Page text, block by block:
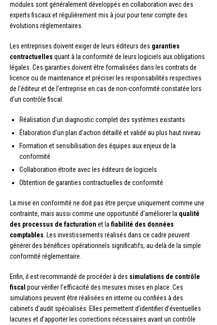
modules sont généralement développés en collaboration avec des
experts fiscaux et régulièrement mis à jour pour tenir compte des
évolutions réglementaires.
Les entreprises doivent exiger de leurs éditeurs des garanties
contractuelles quant à la conformité de leurs logiciels aux obligations
légales. Ces garanties doivent être formalisées dans les contrats de
licence ou de maintenance et préciser les responsabilités respectives
de l’éditeur et de l’entreprise en cas de non-conformité constatée lors
d’un contrôle fiscal.
Réalisation d’un diagnostic complet des systèmes existants
Élaboration d’un plan d’action détaillé et validé au plus haut niveau
Formation et sensibilisation des équipes aux enjeux de la
conformité
Collaboration étroite avec les éditeurs de logiciels
Obtention de garanties contractuelles de conformité
La mise en conformité ne doit pas être perçue uniquement comme une
contrainte, mais aussi comme une opportunité d’améliorer la qualité
des processus de facturation et la fiabilité des données
comptables . Les investissements réalisés dans ce cadre peuvent
générer des bénéfices opérationnels significatifs, au-delà de la simple
conformité réglementaire.
Enfin, il est recommandé de procéder à des simulations de contrôle
fiscal pour vérifier l’efficacité des mesures mises en place. Ces
simulations peuvent être réalisées en interne ou confiées à des
cabinets d’audit spécialisés. Elles permettent d’identifier d’éventuelles
lacunes et d’apporter les corrections nécessaires avant un contrôle